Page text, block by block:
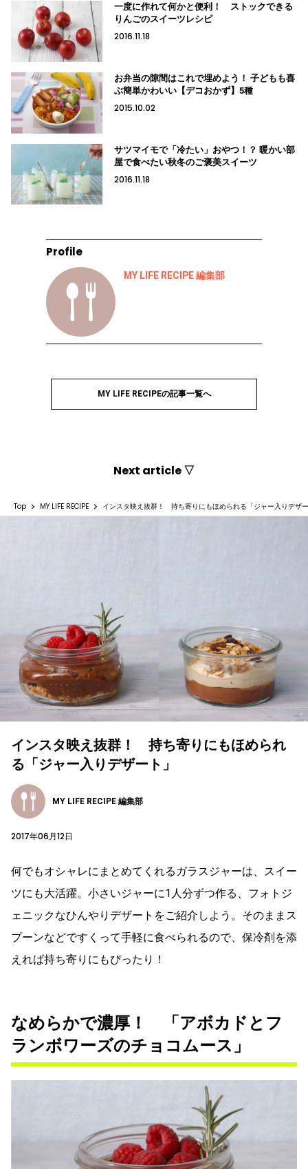
一度に作れて何かと便利！ ストックできる
りんごのスイーツレシピ
2016.11.18
お弁当の隙間はこれで埋めよう！ 子どもも喜
ぶ簡単かわいい【デコおかず】5種
2015.10.02
サツマイモで「冷たい」おやつ！？ 暖かい部
屋で食べたい秋冬のご褒美スイーツ
2016.11.18
Profile
MY LIFE RECIPE 編集部
MY LIFE RECIPEの記事一覧へ
Next article ▽
Top MY LIFE RECIPE インスタ映え抜群！ 持ち寄りにもほめられる「ジャー入りデザ
インスタ映え抜群！ 持ち寄りにもほめられ
る「ジャー入りデザート」
MY LIFE RECIPE 編集部
2017年06月12日
何でもオシャレにまとめてくれるガラスジャーは、スイー
ツにも大活躍。小さいジャーに1人分ずつ作る、フォトジ
ェニックなひんやりデザートをご紹介しよう。そのままス
プーンなどですくって手軽に食べられるので、保冷剤を添
えれば持ち寄りにもぴったり！
なめらかで濃厚！ 「アボカドとフ
ランボワーズのチョコムース」